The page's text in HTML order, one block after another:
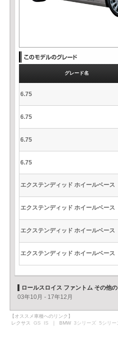
グレード名
6.75
6.75
6.75
6.75
エクステンディッド ホイールベース
エクステンディッド ホイールベース
エクステンディッド ホイールベース
エクステンディッド ホイールベース
ロールスロイス ファントム その他
03年10月 - 17年12月
【オススメ車種へのリンク】
レクサス GS IS ｜ BMW 3シリーズ 5シリー